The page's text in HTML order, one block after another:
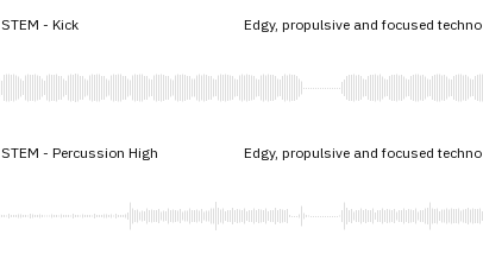
STEM - Kick Edgy, propulsive and focused techno
STEM - Percussion High Edgy, propulsive and focused techno